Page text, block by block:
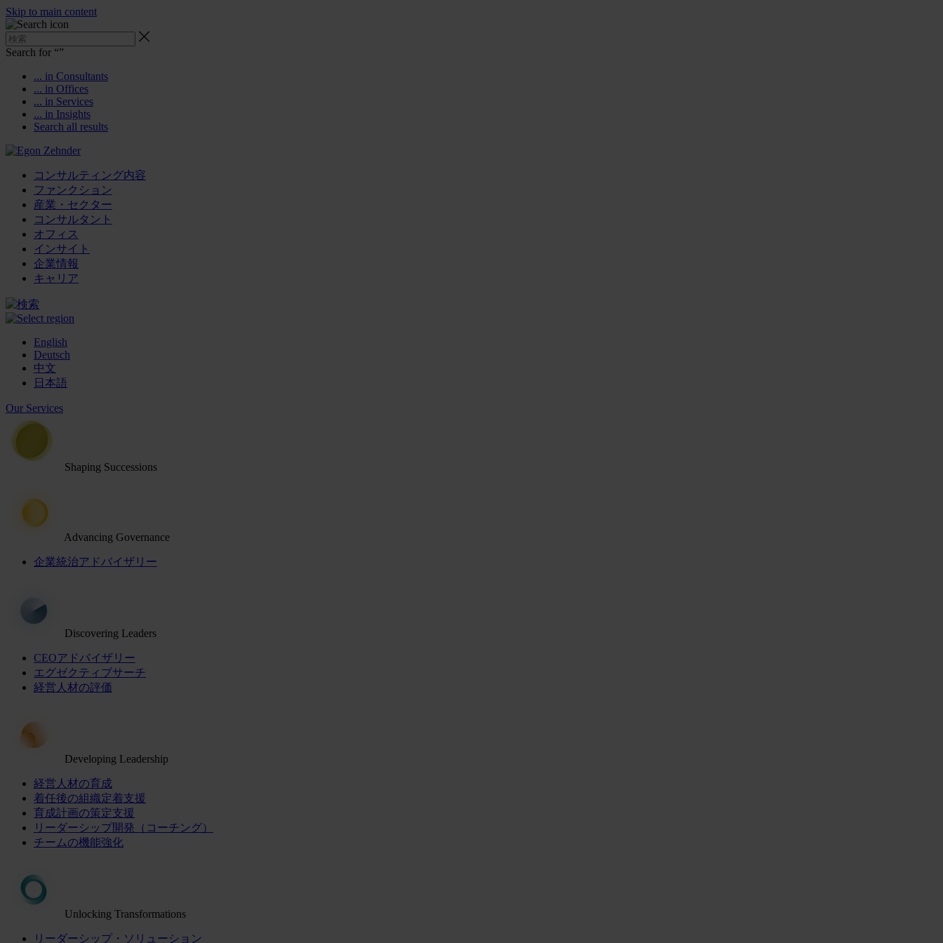
Skip to main content
Search for “”
... in Consultants
... in Offices
... in Services
... in Insights
Search all results
コンサルティング内容
ファンクション
産業・セクター
コンサルタント
オフィス
インサイト
企業情報
キャリア
English
Deutsch
中文
日本語
Our Services
Shaping Successions
Advancing Governance
企業統治アドバイザリー
Discovering Leaders
CEOアドバイザリー
エグゼクティブサーチ
経営人材の評価
Developing Leadership
経営人材の育成
着任後の組織定着支援
育成計画の策定支援
リーダーシップ開発（コーチング）
チームの機能強化
Unlocking Transformations
リーダーシップ・ソリューション